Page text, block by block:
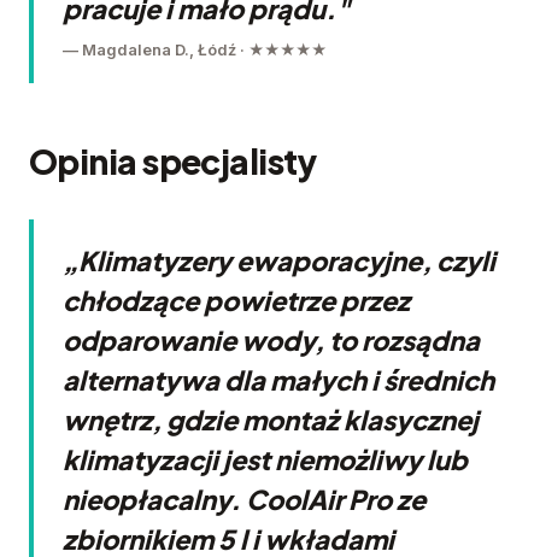
pracuje i mało prądu."
— Magdalena D., Łódź · ★★★★★
Opinia specjalisty
„Klimatyzery ewaporacyjne, czyli
chłodzące powietrze przez
odparowanie wody, to rozsądna
alternatywa dla małych i średnich
wnętrz, gdzie montaż klasycznej
klimatyzacji jest niemożliwy lub
nieopłacalny. CoolAir Pro ze
zbiornikiem 5 l i wkładami